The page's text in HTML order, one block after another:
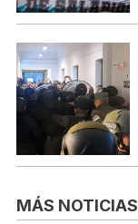
MÁS NOTICIAS